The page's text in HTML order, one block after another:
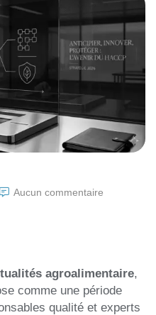
Aucun commentaire
agroalimentaire,
comme une période
qualité et experts